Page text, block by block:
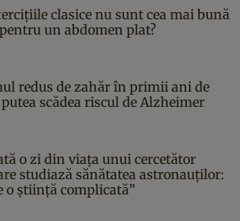
clasice nu sunt cea mai bună
un abdomen plat?
redus de zahăr în primii ani de
scădea riscul de Alzheimer
o zi din viața unui cercetător
studiază sănătatea astronauților:
o știință complicată”